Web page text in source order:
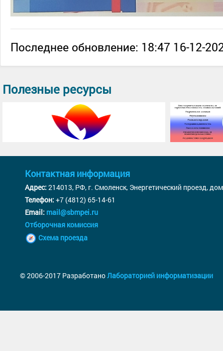
Последнее обновление: 18:47 16-12-
Полезные ресурсы
Контактная информация
Адрес: 214013, РФ, г. Смоленск, Энергетический проезд,
Телефон: +7 (4812) 65-14-61
Email: mail@sbmpei.ru
Отборочная комиссия
Схема проезда
© 2006-2017 РазработаноЛабораторией информатизации